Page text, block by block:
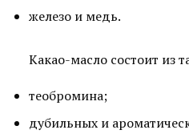
железо и медь.
Какао-масло состоит из
теобромина;
дубильных и